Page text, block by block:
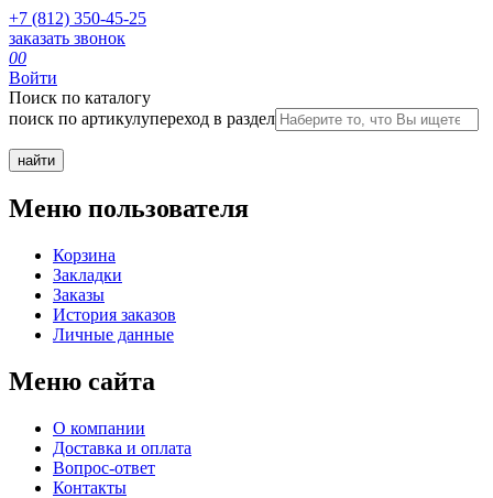
+7 (812) 350-45-25
заказать звонок
00
Войти
Поиск по каталогу
поиск по артикулупереход в раздел
Меню пользователя
Корзина
Закладки
Заказы
История заказов
Личные данные
Меню сайта
О компании
Доставка и оплата
Вопрос-ответ
Контакты